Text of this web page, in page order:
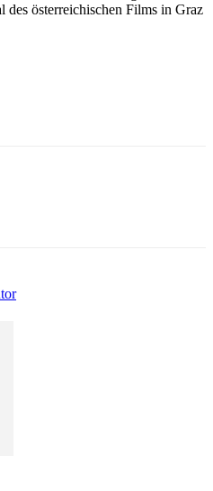
des österreichischen Films in Graz